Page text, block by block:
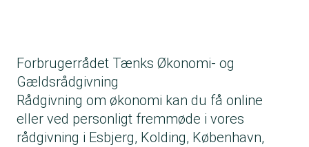
Forbrugerrådet Tænks Økonomi- og
Gældsrådgivning
Rådgivning om økonomi kan du få online
eller ved personligt fremmøde i vores
rådgivning i Esbjerg, Kolding, København,